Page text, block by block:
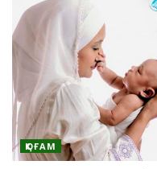
ҚОҒАМ